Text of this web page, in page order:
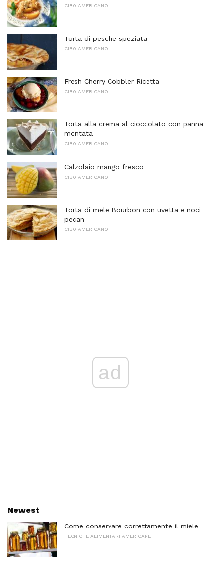
CIBO AMERICANO
Torta di pesche speziata
CIBO AMERICANO
Fresh Cherry Cobbler Ricetta
CIBO AMERICANO
Torta alla crema al cioccolato con panna
montata
CIBO AMERICANO
Calzolaio mango fresco
CIBO AMERICANO
Torta di mele Bourbon con uvetta e noci
pecan
CIBO AMERICANO
ad
Newest
Come conservare correttamente il miele
TECNICHE ALIMENTARI AMERICANE